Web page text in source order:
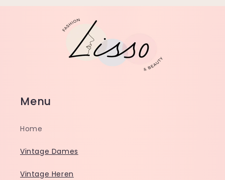
Menu
Home
Vintage Dames
Vintage Heren